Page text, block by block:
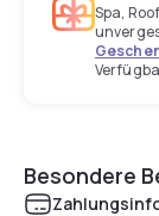
Spa,
Besondere